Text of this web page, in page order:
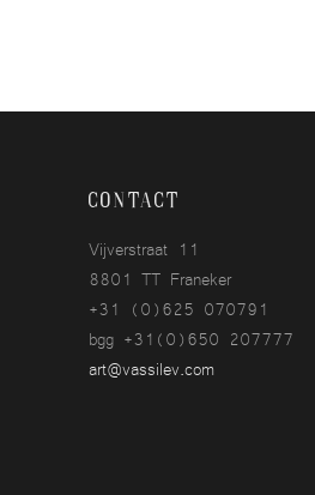
Contact
Vijverstraat 11
8801 TT Franeker
+31 (0)625 070791
bgg +31(0)650 207777
art@vassilev.com